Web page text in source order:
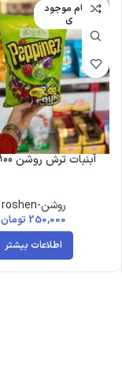
اتمام موجود
ی
آبنبات ترش روشن 900 گرمی
روشن-roshen
250,000 تومان
اطلاعات بیشتر